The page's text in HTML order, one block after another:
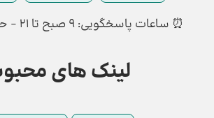
⏰ ساعات پاسخگویی: ۹ صبح تا ۲۱ - حتی ایام تعطیل
لینک های